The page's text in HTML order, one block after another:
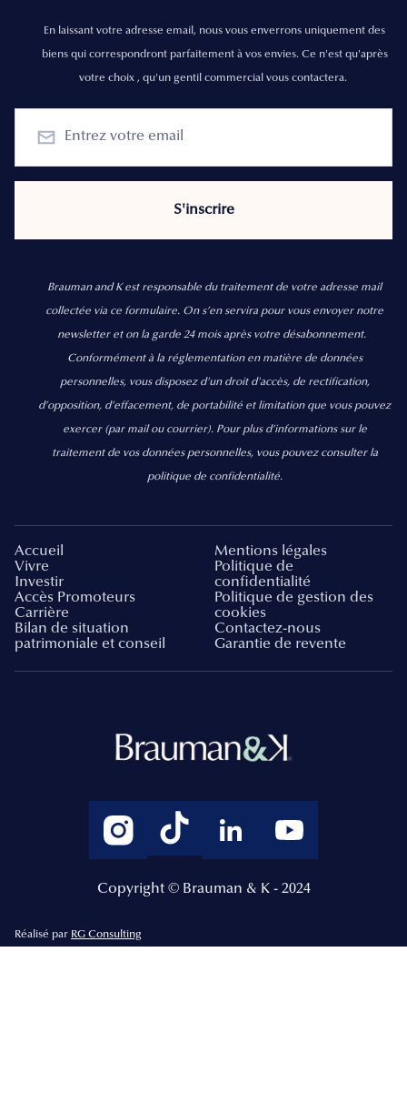
En laissant votre adresse email, nous vous enverrons uniquement des
biens qui correspondront parfaitement à vos envies. Ce n'est qu'après
votre choix , qu'un gentil commercial vous contactera.
Brauman and K est responsable du traitement de votre adresse mail
collectée via ce formulaire. On s’en servira pour vous envoyer notre
newsletter et on la garde 24 mois après votre désabonnement.
Conformément à la réglementation en matière de données
personnelles, vous disposez d'un droit d'accès, de rectification,
d’opposition, d’effacement, de portabilité et limitation que vous pouvez
exercer (par mail ou courrier). Pour plus d’informations sur le
traitement de vos données personnelles, vous pouvez consulter la
politique de confidentialité.
Accueil
Vivre
Investir
Accès Promoteurs
Carrière
Bilan de situation
patrimoniale et conseil
Mentions légales
Politique de
confidentialité
Politique de gestion des
cookies
Contactez-nous
Garantie de revente
Copyright © Brauman & K - 2024
Réalisé par RG Consulting